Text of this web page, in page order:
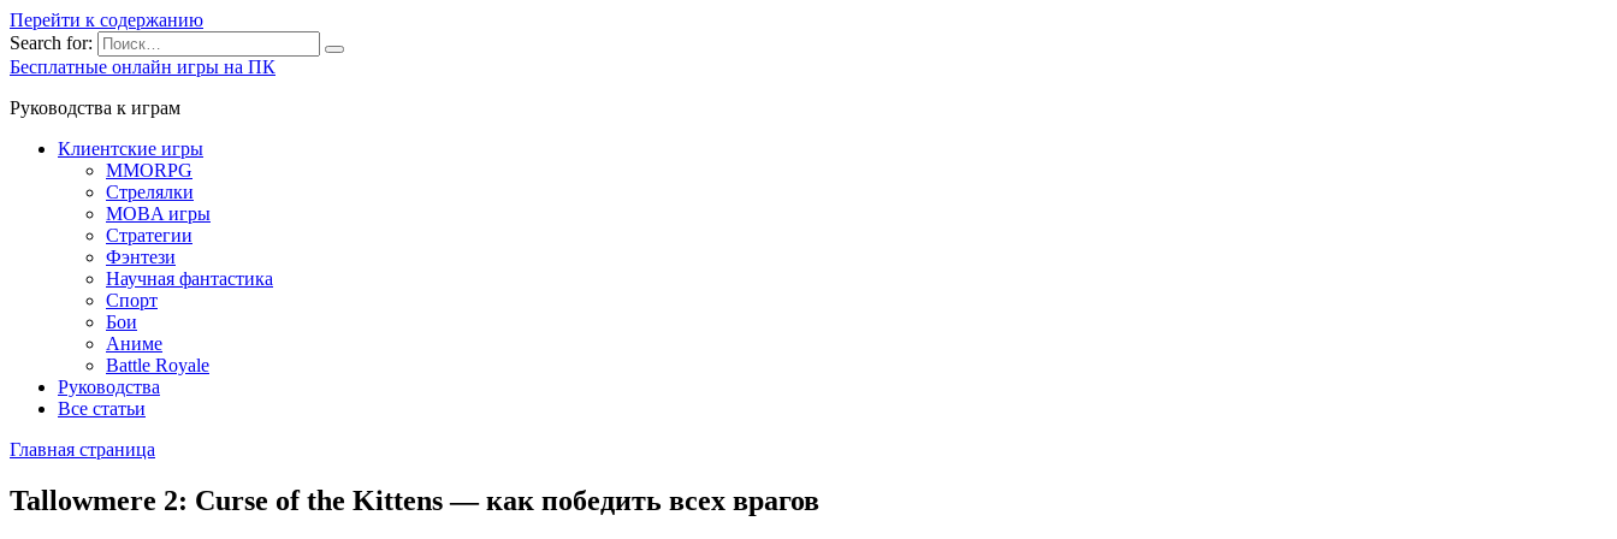
Перейти к содержанию
Search for:
Бесплатные онлайн игры на ПК
Руководства к играм
Клиентские игры
MMORPG
Стрелялки
MOBA игры
Стратегии
Фэнтези
Научная фантастика
Спорт
Бои
Аниме
Battle Royale
Руководства
Все статьи
Главная страница
Tallowmere 2: Curse of the Kittens — как победить всех врагов